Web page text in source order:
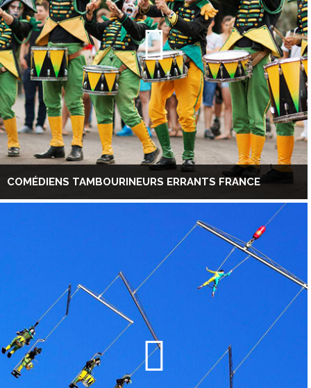
COMÉDIENS TAMBOURINEURS ERRANTS FRANCE